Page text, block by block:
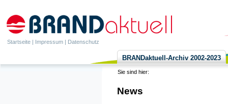
Startseite | Impressum | Datenschutz
BRANDaktuell-Archiv 2002-2023
Sie sind hier:
News